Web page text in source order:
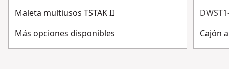
Maleta multiusos TSTAK II
Más opciones disponibles
Cajón